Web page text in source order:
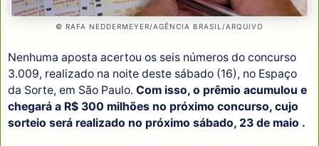
© RAFA NEDDERMEYER/AGÊNCIA BRASIL/ARQUIVO
Nenhuma aposta acertou os seis números do concurso
3.009, realizado na noite deste sábado (16), no Espaço
da Sorte, em São Paulo. Com isso, o prêmio acumulou e
chegará a R$ 300 milhões no próximo concurso, cujo
sorteio será realizado no próximo sábado, 23 de maio .